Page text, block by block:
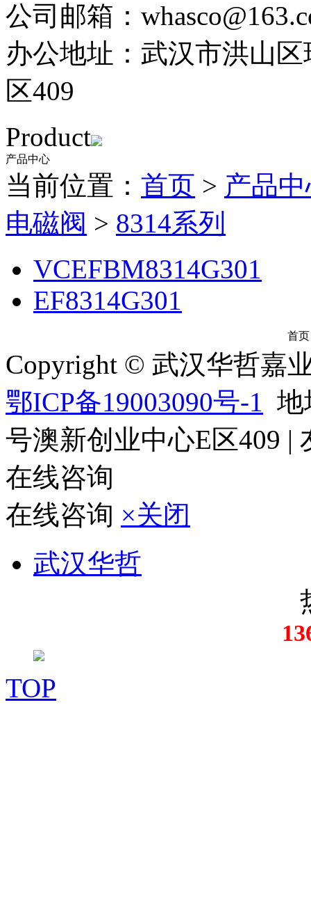
公司邮箱：
办公地址：武汉市洪山
区409
Product
产品中心
产品中心
当前位置： 首页 > 产品
电磁阀 > 8314系列
VCEFBM8314G301
EF8314G301
首页
Copyright © 武汉华哲嘉
鄂ICP备19003090号-1 地
号澳新创业中心E区409 |
在线咨询
在线咨询 ×关闭
武汉华哲
TOP